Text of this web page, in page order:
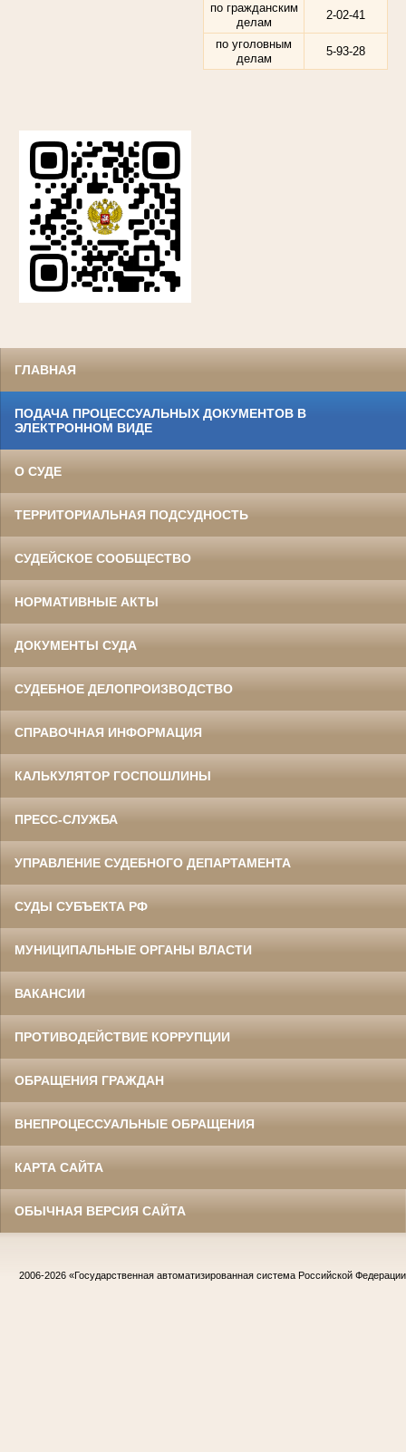
по гражданским
делам
2-02-41
по уголовным
делам
5-93-28
ГЛАВНАЯ
ПОДАЧА ПРОЦЕССУАЛЬНЫХ ДОКУМЕНТОВ В
ЭЛЕКТРОННОМ ВИДЕ
О СУДЕ
ТЕРРИТОРИАЛЬНАЯ ПОДСУДНОСТЬ
СУДЕЙСКОЕ СООБЩЕСТВО
НОРМАТИВНЫЕ АКТЫ
ДОКУМЕНТЫ СУДА
СУДЕБНОЕ ДЕЛОПРОИЗВОДСТВО
СПРАВОЧНАЯ ИНФОРМАЦИЯ
КАЛЬКУЛЯТОР ГОСПОШЛИНЫ
ПРЕСС-СЛУЖБА
УПРАВЛЕНИЕ СУДЕБНОГО ДЕПАРТАМЕНТА
СУДЫ СУБЪЕКТА РФ
МУНИЦИПАЛЬНЫЕ ОРГАНЫ ВЛАСТИ
ВАКАНСИИ
ПРОТИВОДЕЙСТВИЕ КОРРУПЦИИ
ОБРАЩЕНИЯ ГРАЖДАН
ВНЕПРОЦЕССУАЛЬНЫЕ ОБРАЩЕНИЯ
КАРТА САЙТА
ОБЫЧНАЯ ВЕРСИЯ САЙТА
2006-2026 «Государственная автоматизированная система Российской